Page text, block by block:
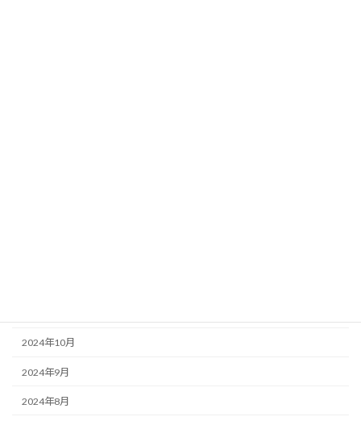
2024年10月
2024年9月
2024年8月